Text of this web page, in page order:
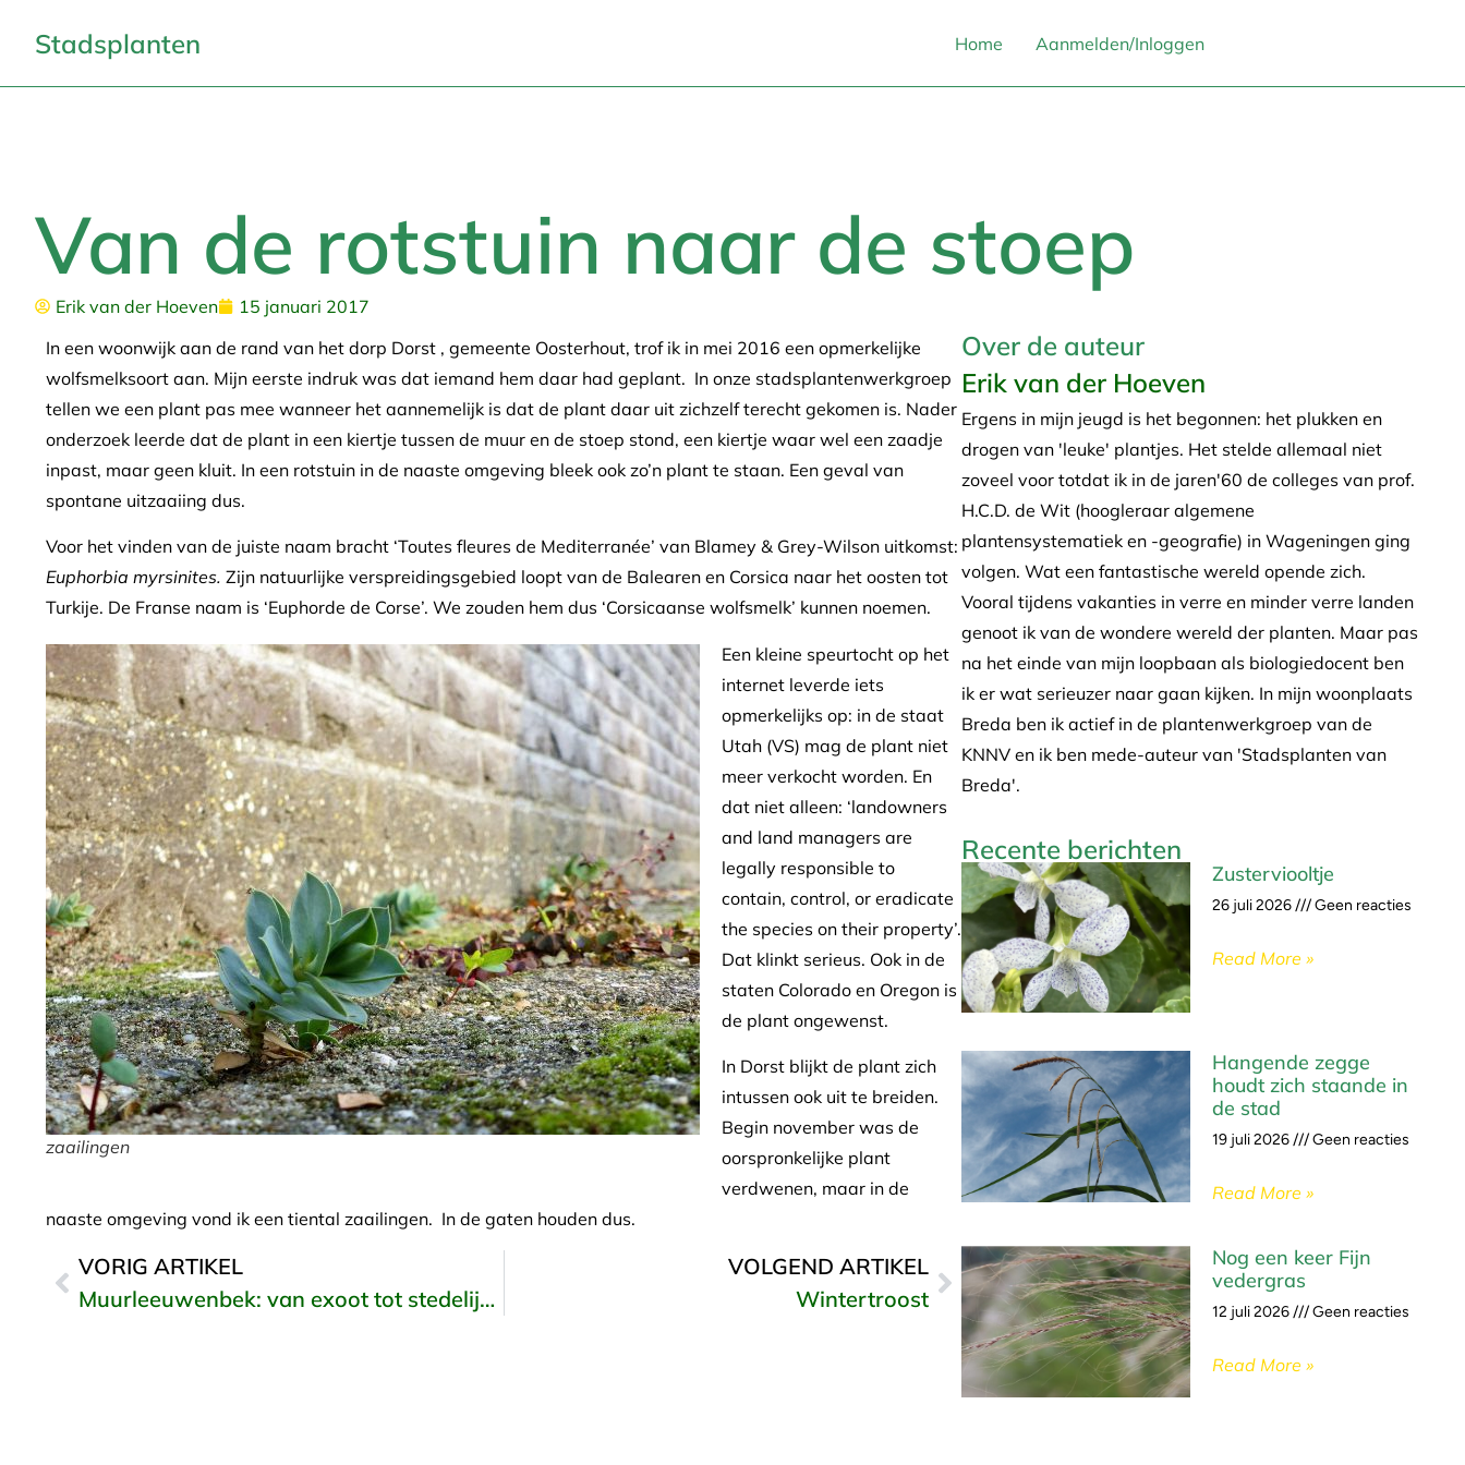
Stadsplanten Home Aanmelden/Inloggen
Van de rotstuin naar de stoep
Erik van der Hoeven
15 januari 2017
In een woonwijk aan de rand van het dorp Dorst , gemeente Oosterhout, trof ik in mei 2016 een opmerkelijke
wolfsmelksoort aan. Mijn eerste indruk was dat iemand hem daar had geplant. In onze stadsplantenwerkgroep
tellen we een plant pas mee wanneer het aannemelijk is dat de plant daar uit zichzelf terecht gekomen is. Nader
onderzoek leerde dat de plant in een kiertje tussen de muur en de stoep stond, een kiertje waar wel een zaadje
inpast, maar geen kluit. In een rotstuin in de naaste omgeving bleek ook zo’n plant te staan. Een geval van
spontane uitzaaiing dus.
Voor het vinden van de juiste naam bracht ‘Toutes fleures de Mediterranée’ van Blamey & Grey-Wilson uitkomst:
Euphorbia myrsinites. Zijn natuurlijke verspreidingsgebied loopt van de Balearen en Corsica naar het oosten tot
Turkije. De Franse naam is ‘Euphorde de Corse’. We zouden hem dus ‘Corsicaanse wolfsmelk’ kunnen noemen.
zaailingen
Een kleine speurtocht op het
internet leverde iets
opmerkelijks op: in de staat
Utah (VS) mag de plant niet
meer verkocht worden. En
dat niet alleen: ‘landowners
and land managers are
legally responsible to
contain, control, or eradicate
the species on their property’.
Dat klinkt serieus. Ook in de
staten Colorado en Oregon is
de plant ongewenst.
In Dorst blijkt de plant zich
intussen ook uit te breiden.
Begin november was de
oorspronkelijke plant
verdwenen, maar in de
naaste omgeving vond ik een tiental zaailingen. In de gaten houden dus.
VORIG ARTIKEL
Muurleeuwenbek: van exoot tot stedelijke kleinood
VOLGEND ARTIKEL
Wintertroost
Over de auteur
Erik van der Hoeven
Ergens in mijn jeugd is het begonnen: het plukken en
drogen van 'leuke' plantjes. Het stelde allemaal niet
zoveel voor totdat ik in de jaren'60 de colleges van prof.
H.C.D. de Wit (hoogleraar algemene
plantensystematiek en -geografie) in Wageningen ging
volgen. Wat een fantastische wereld opende zich.
Vooral tijdens vakanties in verre en minder verre landen
genoot ik van de wondere wereld der planten. Maar pas
na het einde van mijn loopbaan als biologiedocent ben
ik er wat serieuzer naar gaan kijken. In mijn woonplaats
Breda ben ik actief in de plantenwerkgroep van de
KNNV en ik ben mede-auteur van 'Stadsplanten van
Breda'.
Recente berichten
Zusterviooltje
26 juli 2026 Geen reacties
Read More »
Hangende zegge
houdt zich staande in
de stad
19 juli 2026 Geen reacties
Read More »
Nog een keer Fijn
vedergras
12 juli 2026 Geen reacties
Read More »